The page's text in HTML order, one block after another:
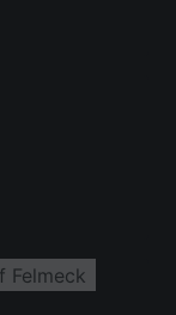
Felmeck